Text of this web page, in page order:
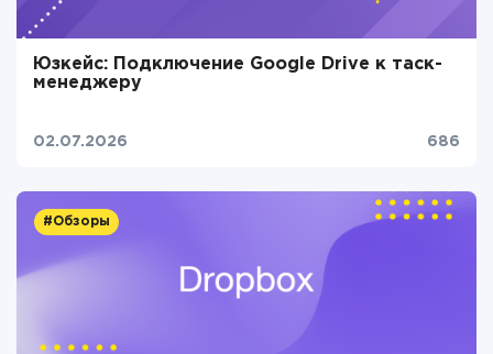
Юзкейс: Подключение Google Drive к таск-
менеджеру
02.07.2026 686
#Обзоры